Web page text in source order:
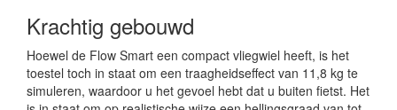
Krachtig gebouwd
Hoewel de Flow Smart een compact vliegwiel heeft, is het
toestel toch in staat om een traagheidseffect van 11,8 kg te
simuleren, waardoor u het gevoel hebt dat u buiten fietst. Het